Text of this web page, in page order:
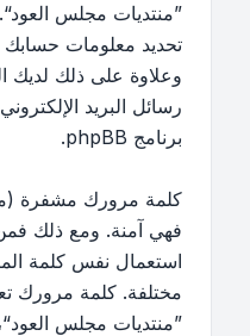
”منتديات مجلس
تحديد معلومات حسابك
وعلاوة على ذلك لديك
رسائل البريد
برنامج phpBB.
كلمة مرورك مشفرة
فهي آمنة. ومع ذلك
استعمال نفس كلمة
مختلفة. كلمة مرورك
”منتديات مجلس